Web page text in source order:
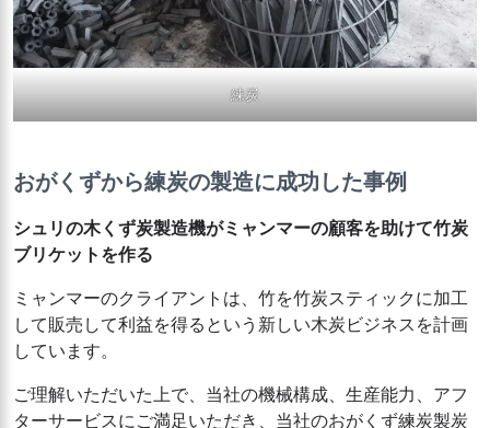
練炭
おがくずから練炭の製造に成功した事例
シュリの木くず炭製造機がミャンマーの顧客を助けて竹炭
ブリケットを作る
ミャンマーのクライアントは、竹を竹炭スティックに加工
して販売して利益を得るという新しい木炭ビジネスを計画
しています。
ご理解いただいた上で、当社の機械構成、生産能力、アフ
ターサービスにご満足いただき、当社のおがくず練炭製炭